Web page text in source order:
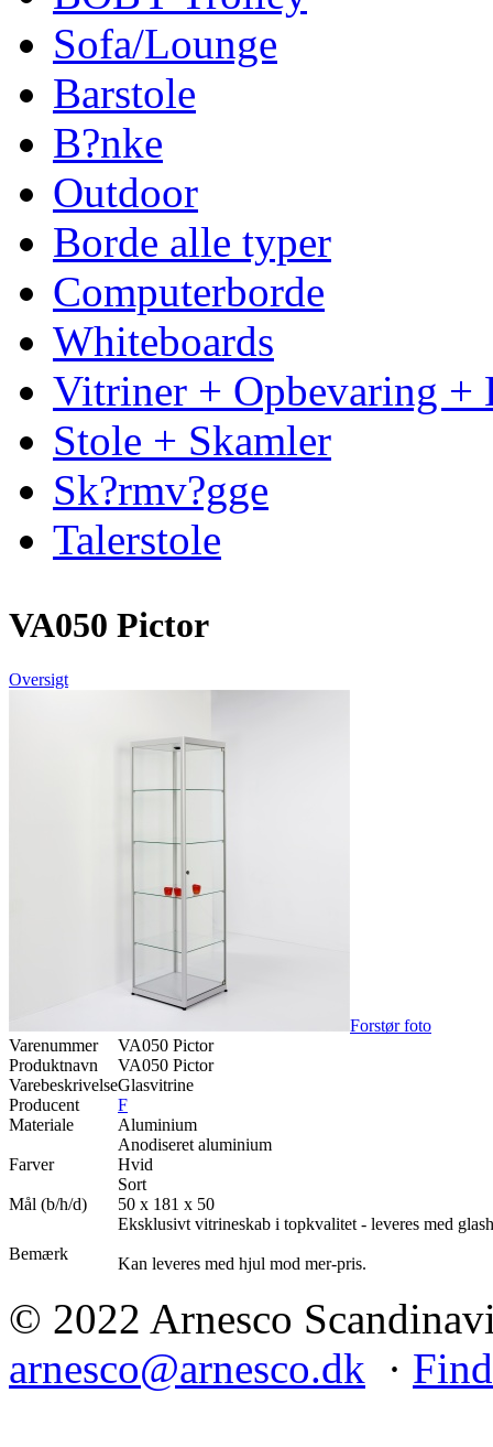
Sofa/Lounge
Barstole
B?nke
Outdoor
Borde alle typer
Computerborde
Whiteboards
Vitriner + Opbevaring +
Stole + Skamler
Sk?rmv?gge
Talerstole
VA050 Pictor
Oversigt
Forstør foto
Varenummer
VA050 Pictor
Produktnavn
VA050 Pictor
VarebeskrivelseGlasvitrine
Producent
F
Materiale
Aluminium
Farver
Anodiseret aluminium
Hvid
Sort
Mål (b/h/d)
50 x 181 x 50
Bemærk
Eksklusivt vitrineskab i topkvalitet - leveres med
Kan leveres med hjul mod mer-pris.
© 2022 Arnesco
arnesco@arnesco.dk ·